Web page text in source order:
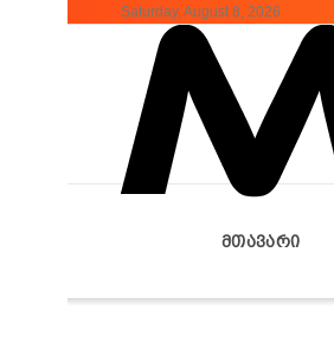
Saturday, August 8, 2026
ᲛᲗᲐᲕᲐᲠᲘ